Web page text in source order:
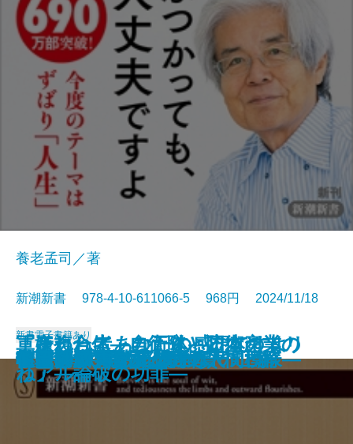
私の同行二人―人生の四国遍路―
ギャンブル脳
スターの臨終
京都占領―1945年の真実―
狂った世界
私はこう考える
お城の値打ち
母を葬る
「嫌われ者」の正体―日本のトリ
ックスター―
人生の壁
養老孟司／著
新潮新書 978-4-10-611066-5 968円 2024/11/18
新書電子書籍あり
転売ヤー 闇の経済学
学びの本質
吉原遊廓―遊女と客の人間模様―
年1時間で億になる投資の正解
「それってあなたの感想ですよ
ね」―論破の功罪―
アマテラスの正体
韓国消滅
住職はシングルファザー
軍産複合体―自衛隊と防衛産業の
リアル―
トランプ再熱狂の正体